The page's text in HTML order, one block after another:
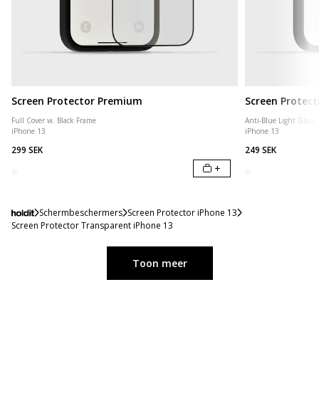
Screen Protector Premium
Full Cover w. Black Frame
iPhone 13
299 SEK
+
Screen
Anti-Blue Light Glass
iPhone 13
249 SEK
Schermbeschermers Screen Protector iPhone 13
Screen Protector Transparent iPhone 13
Toon meer